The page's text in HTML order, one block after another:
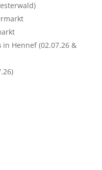
in Hennef (02.07.26 &